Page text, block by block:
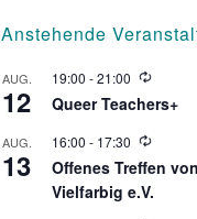
Anstehende
AUG.
12
19:00 -21:00
W
e
e
r
o
Queer Teachers+
AUG.
13
16:00 - 17:30
W
e
d
Offenes Treffen von
Vielfarbig e.V.